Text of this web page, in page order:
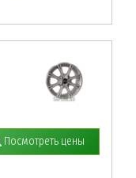
Посмотреть цены